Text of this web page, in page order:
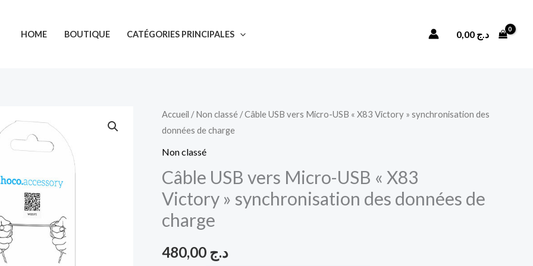
HOME BOUTIQUE CATÉGORIES PRINCIPALES Rechercher د.ج 0,00
Accueil /Non classé / Câble USB vers Micro-USB « X83 Victory » synchronisation des
données de charge
Non classé
Câble USB vers Micro-USB « X83
Victory » synchronisation des données de
charge
د.ج
quantité
de
Câble
vers
Micro-
USB
Victory"
synchronisation
de
charge